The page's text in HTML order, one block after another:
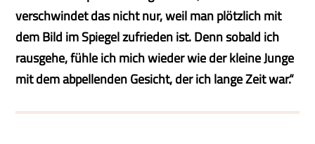
verschwindet das nicht nur, weil man plötzlich mit
dem Bild im Spiegel zufrieden ist. Denn sobald ich
rausgehe, fühle ich mich wieder wie der kleine Junge
mit dem abpellenden Gesicht, der ich lange Zeit war.“